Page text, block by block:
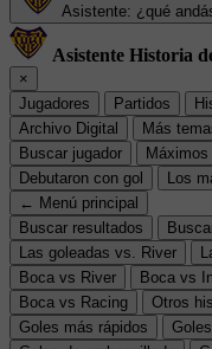
Asistente: ¿qué
Asistente Historia
×
Jugadores
Partidos
Archivo Digital
Más
Buscar jugador
Debutaron con gol
Los
← Menú principal
Buscar resultados
Las goleadas vs. River
Boca vs River
Boca vs
Boca vs Racing
Otros
Goles más rápidos